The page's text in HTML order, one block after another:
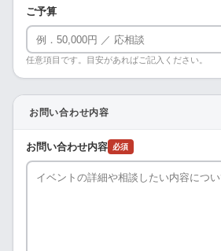
ご予算
任意項目です。目安があればご記入ください。
お問い合わせ内容
お問い合わせ内容 必須